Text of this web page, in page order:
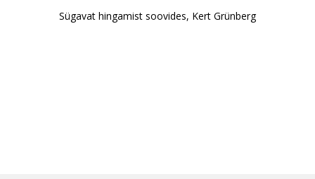
Sügavat hingamist soovides, Kert Grünberg